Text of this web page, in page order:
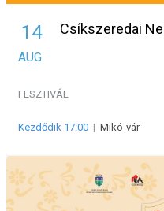
14
AUG.
Csíkszeredai
FESZTIVÁL
Kezdődik 17:00 | Mikó-vár